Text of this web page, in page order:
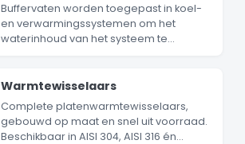
Buffervaten worden toegepast in koel-
en verwarmingssystemen om het
waterinhoud van het systeem te
stabiliseren. Hierdoor wordt pendelen
voorkomen en blijft het systeem
efficiënter en betrouwbaarder werken.
Warmtewisselaars
Complete platenwarmtewisselaars,
gebouwd op maat en snel uit voorraad.
Beschikbaar in AISI 304, AISI 316 én